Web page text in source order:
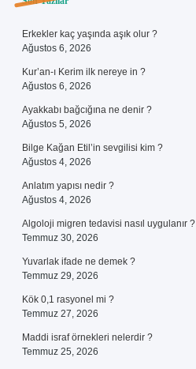
Sidebar
Erkekler kaç yaşında aşık olur ?
Ağustos 6, 2026
Kur’an-ı Kerim ilk nereye in ?
Ağustos 6, 2026
Ayakkabı bağcığına ne denir ?
Ağustos 5, 2026
Bilge Kağan Etil’in sevgilisi kim ?
Ağustos 4, 2026
Anlatım yapısı nedir ?
Ağustos 4, 2026
Algoloji migren tedavisi nasıl uygulanır ?
Temmuz 30, 2026
Yuvarlak ifade ne demek ?
Temmuz 29, 2026
Kök 0,1 rasyonel mi ?
Temmuz 27, 2026
Maddi israf örnekleri nelerdir ?
Temmuz 25, 2026